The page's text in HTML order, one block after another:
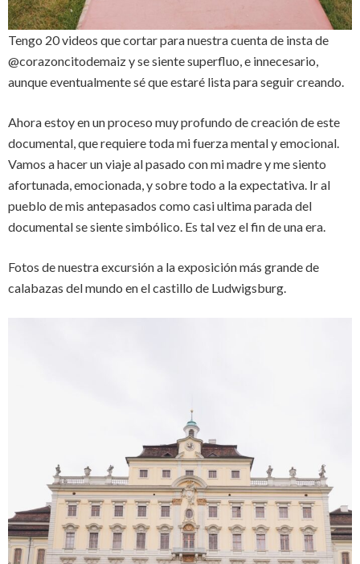
Tengo 20 videos que cortar para nuestra cuenta de insta de
@corazoncitodemaiz y se siente superfluo, e innecesario,
aunque eventualmente sé que estaré lista para seguir creando.
Ahora estoy en un proceso muy profundo de creación de este
documental, que requiere toda mi fuerza mental y emocional.
Vamos a hacer un viaje al pasado con mi madre y me siento
afortunada, emocionada, y sobre todo a la expectativa. Ir al
pueblo de mis antepasados como casi ultima parada del
documental se siente simbólico. Es tal vez el fin de una era.
Fotos de nuestra excursión a la exposición más grande de
calabazas del mundo en el castillo de Ludwigsburg.